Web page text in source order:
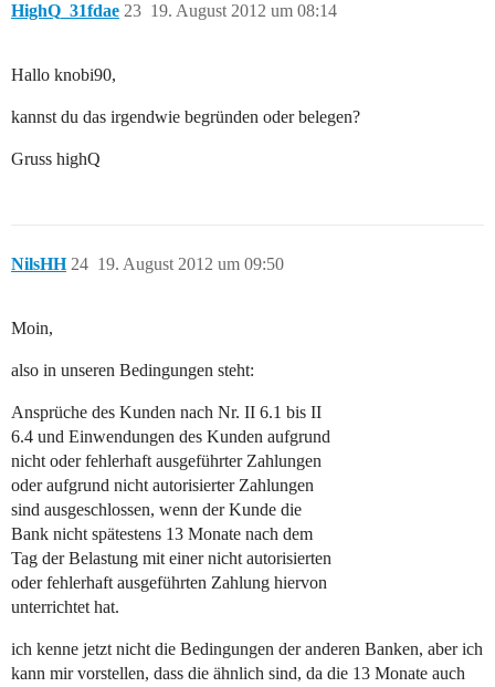
HighQ_31fdae 19. August 2012 um 08:14
23
Hallo knobi90,
kannst du das irgendwie begründen oder belegen?
Gruss highQ
NilsHH 19. August 2012 um 09:50
24
Moin,
also in unseren Bedingungen steht:
Ansprüche des Kunden nach Nr. II 6.1 bis II
6.4 und Einwendungen des Kunden aufgrund
nicht oder fehlerhaft ausgeführter Zahlungen
oder aufgrund nicht autorisierter Zahlungen
sind ausgeschlossen, wenn der Kunde die
Bank nicht spätestens 13 Monate nach dem
Tag der Belastung mit einer nicht autorisierten
oder fehlerhaft ausgeführten Zahlung hiervon
unterrichtet hat.
ich kenne jetzt nicht die Bedingungen der anderen Banken, aber ich
kann mir vorstellen, dass die ähnlich sind, da die 13 Monate auch